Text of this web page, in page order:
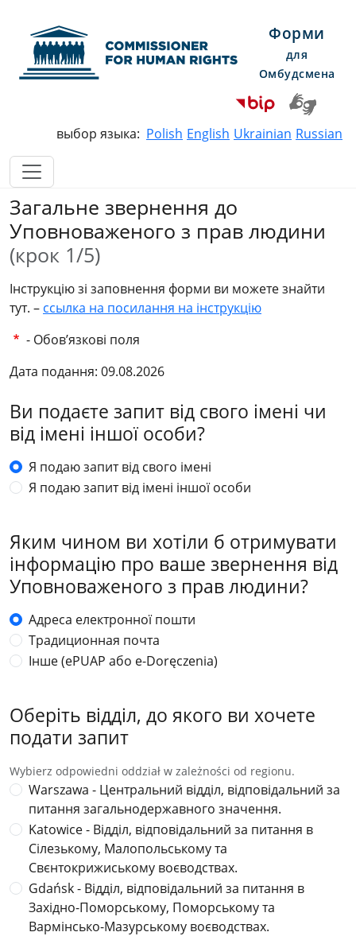
Commissioner for Human
Форми
для
Омбудсмена
выбор языка: Polish English Ukrainian Russian
Загальне звернення до
Уповноваженого з прав людини
(крок 1/5)
Інструкцію зі заповнення форми ви можете знайти
тут. – ссылка на посилання на інструкцію
- Обов’язкові поля
Дата подання: 09.08.2026
Ви подаєте запит від свого імені чи
від імені іншої особи?
Я подаю запит від свого імені
Я подаю запит від імені іншої особи
Яким чином ви хотіли б отримувати
інформацію про ваше звернення від
Уповноваженого з прав людини?
Адреса електронної пошти
Традиционная почта
Інше (ePUAP або e-Doręczenia)
Оберіть відділ, до якого ви хочете
подати запит
Wybierz odpowiedni oddział w zależności od regionu.
Warszawa - Центральний відділ, відповідальний за
питання загальнодержавного значення.
Katowice - Відділ, відповідальний за питання в
Сілезькому, Малопольському та
Свєнтокрижиському воєводствах.
Gdańsk - Відділ, відповідальний за питання в
Західно-Поморському, Поморському та
Вармінсько-Мазурському воєводствах.